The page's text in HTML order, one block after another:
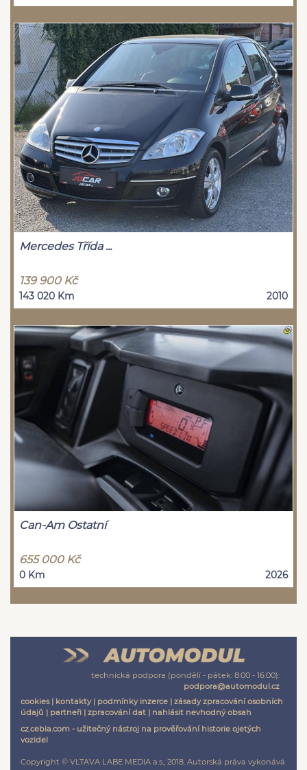
Mercedes Třída ...
139 900 Kč
143 020 Km 2010
Can-Am Ostatní
655 000 Kč
0 Km 2026
technická podpora (pondělí - pátek: 8:00 - 16:00):
podpora@automodul.cz
cookies| kontakty| podmínky inzerce | zásady zpracování osobních
údajů | partneři | zpracování dat | nahlásit nevhodný obsah
cz.cebia.com - užitečný nástroj na prověřování historie ojetých
vozidel
Copyright © VLTAVA LABE MEDIA a.s., 2018. Autorská práva vykonává